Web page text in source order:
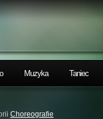
Muzyka Taniec
Choreografie